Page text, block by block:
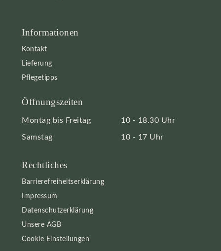
Informationen
Kontakt
Lieferung
Pflegetipps
Öffnungszeiten
Montag bis Freitag 10 - 18.30 Uhr
Samstag 10 - 17 Uhr
Rechtliches
Barrierefreiheitserklärung
Impressum
Datenschutzerklärung
Unsere AGB
Cookie Einstellungen